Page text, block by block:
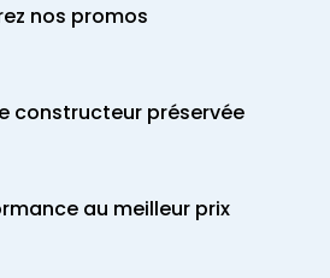
nos promos
constructeur préservée
au meilleur prix